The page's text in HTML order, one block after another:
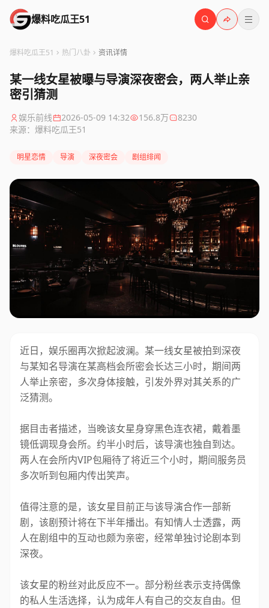
爆料吃瓜王51
爆料吃瓜王51 热门八卦 资讯详情
某一线女星被曝与导演深夜密会，两人举止亲
密引猜测
娱乐前线 2026-05-09 14:32 156.8万
8230
来源：爆料吃瓜王51
明星恋情 导演 深夜密会 剧组绯闻
近日，娱乐圈再次掀起波澜。某一线女星被拍到深夜
与某知名导演在某高档会所密会长达三小时，期间两
人举止亲密，多次身体接触，引发外界对其关系的广
泛猜测。
据目击者描述，当晚该女星身穿黑色连衣裙，戴着墨
镜低调现身会所。约半小时后，该导演也独自到达。
两人在会所内VIP包厢待了将近三个小时，期间服务员
多次听到包厢内传出笑声。
值得注意的是，该女星目前正与该导演合作一部新
剧，该剧预计将在下半年播出。有知情人士透露，两
人在剧组中的互动也颇为亲密，经常单独讨论剧本到
深夜。
该女星的粉丝对此反应不一。部分粉丝表示支持偶像
的私人生活选择，认为成年人有自己的交友自由。但